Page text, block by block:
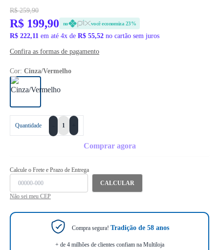
R$ 259,90
R$ 199,90 no você economiza 23%
R$ 222,11 em até 4x de R$ 55,52 no cartão sem juros
Confira as formas de pagamento
Cor: Cinza/Vermelho
Quantidade
Comprar agora
Calcule o Frete e Prazo de Entrega
CALCULAR
Não sei meu CEP
Compra segura! Tradição de 58 anos
+ de 4 milhões de clientes confiam na Multiloja